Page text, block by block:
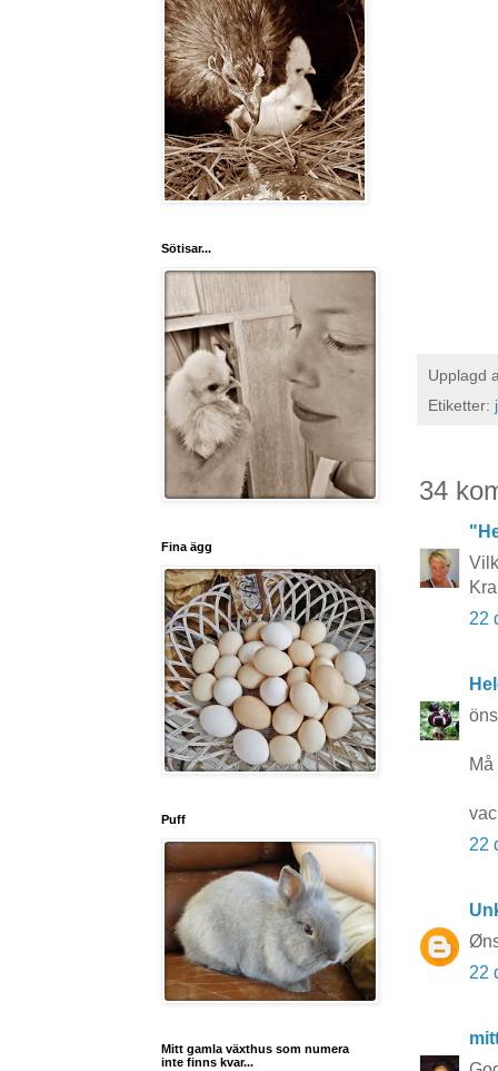
Upplagd
Etiketter:
34
22
22
22
Sötisar...
Fina ägg
Puff
Mitt gamla växthus som numera
inte finns kvar...